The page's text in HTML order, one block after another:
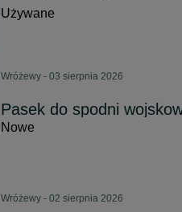
Używane
Wróżewy - 03 sierpnia 2026
Pasek do spodni
Nowe
Wróżewy - 02 sierpnia 2026